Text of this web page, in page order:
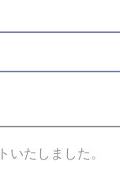
いたしました。